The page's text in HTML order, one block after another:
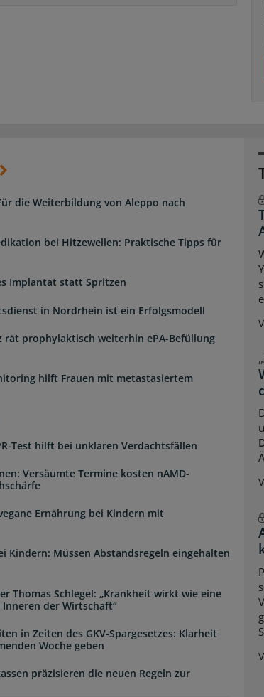
die Weiterbildung von Aleppo nach
bei Hitzewellen: Praktische Tipps für
Implantat statt Spritzen
in Nordrhein ist ein Erfolgsmodell
rät prophylaktisch weiterhin ePA-Befüllung
hilft Frauen mit metastasiertem
Test hilft bei unklaren Verdachtsfällen
Versäumte Termine kosten nAMD-
Ernährung bei Kindern mit
Kindern: Müssen Abstandsregeln eingehalten
Thomas Schlegel: „Krankheit wirkt wie eine
der Wirtschaft“
in Zeiten des GKV-Spargesetzes: Klarheit
Woche geben
präzisieren die neuen Regeln zur